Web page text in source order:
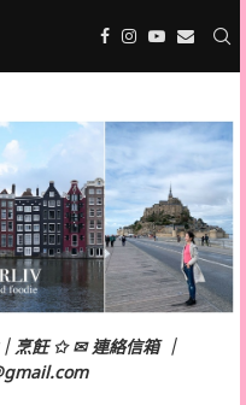
烹飪 ✩ ✉ 連絡信箱 ｜